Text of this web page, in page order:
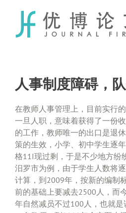
content
人事制度障碍，
在教师人事管理上，目前实行
一旦人职，意味着获得了一份
的工作，教师唯一的出口是退
策的生效，小学、初中学生逐
格11I现过剩，于是不少地方纷
汨罗市为例，由于学生人数将
计算，到2009年，按新的编制
前的基础上要减去2500人，而
年自然减员不过100人，也就